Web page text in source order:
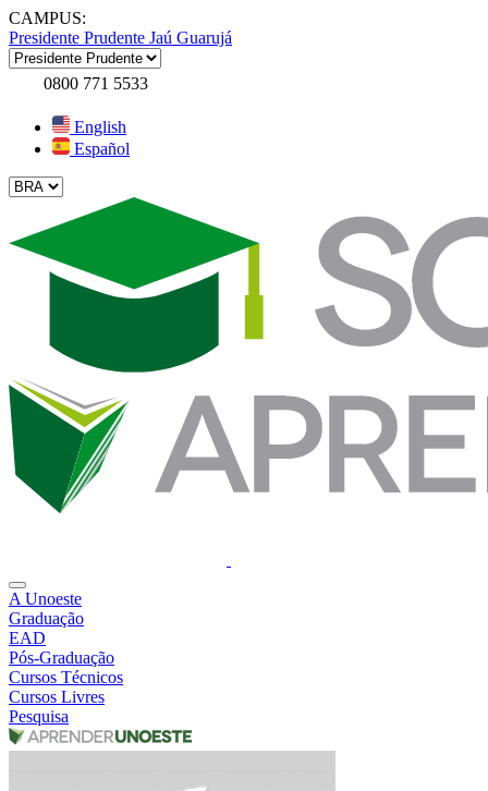
CAMPUS:
Presidente Prudente Jaú Guarujá
0800 771 5533
English
Español
A Unoeste
Graduação
EAD
Pós-Graduação
Cursos Técnicos
Cursos Livres
Pesquisa